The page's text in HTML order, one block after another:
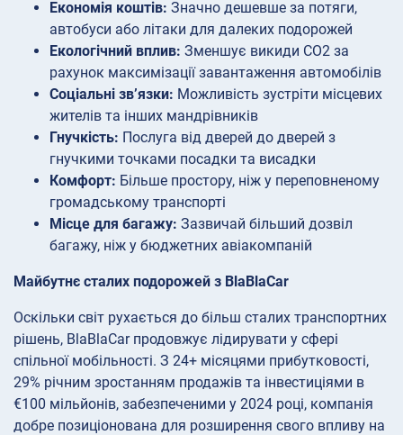
Економія коштів: Значно дешевше за потяги,
автобуси або літаки для далеких подорожей
Екологічний вплив: Зменшує викиди CO2 за
рахунок максимізації завантаження автомобілів
Соціальні зв’язки: Можливість зустріти місцевих
жителів та інших мандрівників
Гнучкість: Послуга від дверей до дверей з
гнучкими точками посадки та висадки
Комфорт: Більше простору, ніж у переповненому
громадському транспорті
Місце для багажу: Зазвичай більший дозвіл
багажу, ніж у бюджетних авіакомпаній
Майбутнє сталих подорожей з BlaBlaCar
Оскільки світ рухається до більш сталих транспортних
рішень, BlaBlaCar продовжує лідирувати у сфері
спільної мобільності. З 24+ місяцями прибутковості,
29% річним зростанням продажів та інвестиціями в
€100 мільйонів, забезпеченими у 2024 році, компанія
добре позиціонована для розширення свого впливу на